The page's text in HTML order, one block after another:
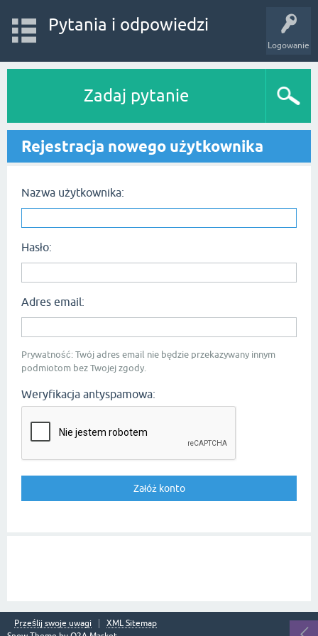
Logowanie
Pytania i odpowiedzi
Zadaj pytanie
Rejestracja nowego użytkownika
Nazwa użytkownika:
Hasło:
Adres email:
Prywatność: Twój adres email nie będzie przekazywany innym
podmiotom bez Twojej zgody.
Weryfikacja antyspamowa:
Prześlij swoje uwagi
XML Sitemap